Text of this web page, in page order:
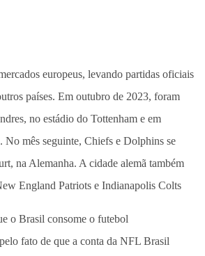
europeus, levando partidas oficiais
países. Em outubro de 2023, foram
no estádio do Tottenham e em
No mês seguinte, Chiefs e Dolphins se
na Alemanha. A cidade alemã também
England Patriots e Indianapolis Colts
o Brasil consome o futebol
fato de que a conta da NFL Brasil